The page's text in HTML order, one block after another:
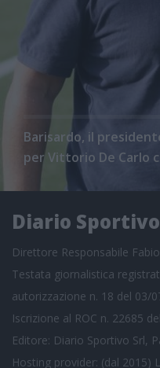
Barisardo, il
per Vittorio De Carlo
Diario Sportivo
Direttore Responsabile
Testata giornalistica
autorizzazione n. 18 del 03/
Iscrizione al ROC n. 22685
Editore: Diario Sportivo Srl,
Hosting provider: (dal 2015)